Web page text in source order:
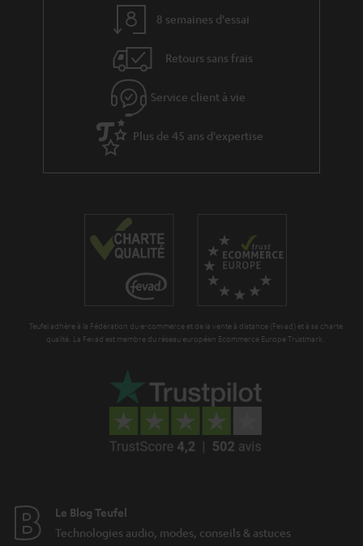
a
r
i
8 semaines d'essai
Retours sans frais
Service client à vie
Plus de 45 ans d'expertise
Teufel adhère à la Fédération du e-commerce et de la vente à distance (Fevad) et à sa charte
qualité. La Fevad est membre du réseau européen Ecommerce Europe Trustmark.
Le Blog Teufel
Technologies audio, modes, conseils & astuces